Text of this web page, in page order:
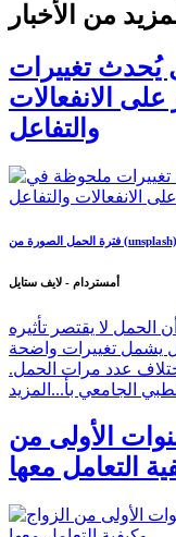
من الأخبار
تغييرات
الانفعالات
والتفاعل
فترة الحمل الصورة من (unsplash)
أمستردام - لايف ستايل
لا يقتصر تأثيره
يشمل تغييرات واضحة
عدد مرات الحمل.
الجامعي بأ... المزيد
الأولى من
التعامل معها